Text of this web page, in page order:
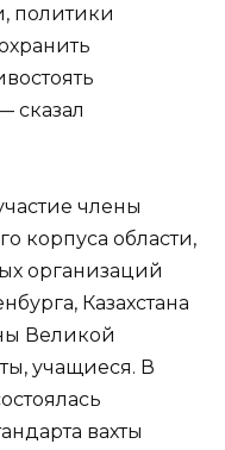
политики
сказал
члены
корпуса области,
организаций
Казахстана
Великой
учащиеся. В
вахты